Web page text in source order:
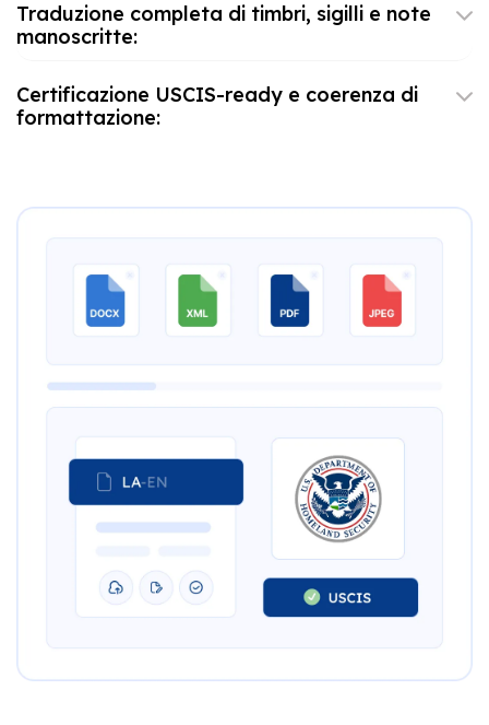
Traduzione completa di timbri, sigilli e note
manoscritte:
Certificazione USCIS-ready e coerenza di
formattazione: